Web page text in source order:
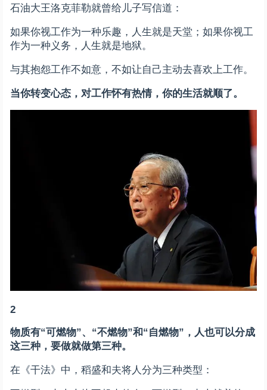
石油大王洛克菲勒就曾给儿子写信道：
如果你视工作为一种乐趣，人生就是天堂；如果你视工
作为一种义务，人生就是地狱。
与其抱怨工作不如意，不如让自己主动去喜欢上工作。
当你转变心态，对工作怀有热情，你的生活就顺了。
2
物质有“可燃物”、“不燃物”和“自燃物”，人也可以分成
这三种，要做就做第三种。
在《干法》中，稻盛和夫将人分为三种类型：